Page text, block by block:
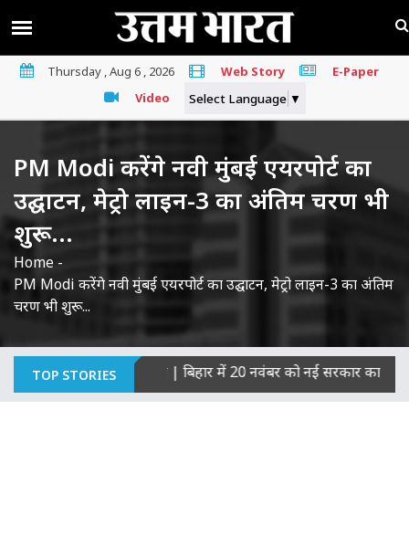
Thursday , Aug 6 , 2026 Web Story
E-Paper
Video
Select Language ▼
PM Modi करेंगे नवी मुंबई एयरपोर्ट का
उद्घाटन, मेट्रो लाइन-3 का अंतिम चरण भी
शुरू...
Home -
PM Modi करेंगे नवी मुंबई एयरपोर्ट का उद्घाटन, मेट्रो लाइन-3 का अंतिम
चरण भी शुरू...
TOP STORIES
का माना दोषी| बिहार में 20 नवंबर को नई सरकार का शपथ ग्रहण,